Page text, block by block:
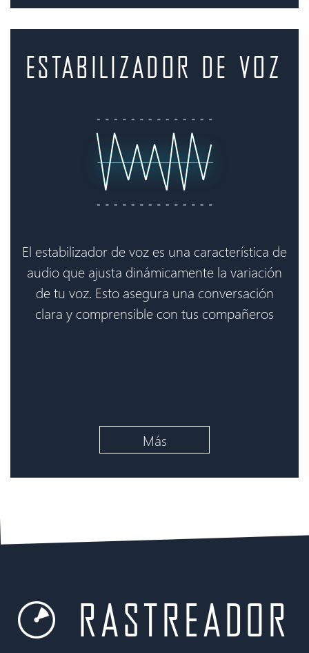
ESTABILIZADOR DE VOZ
El estabilizador de voz es una característica de
audio que ajusta dinámicamente la variación
de tu voz. Esto asegura una conversación
clara y comprensible con tus compañeros
Más
rastreador